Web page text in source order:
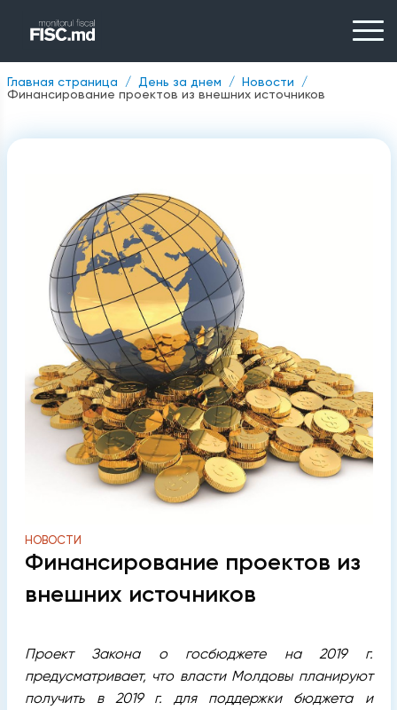
Главная страница День за днем
Новости
Финансирование проектов из внешних источников
НОВОСТИ
Финансирование проектов из
внешних источников
Проект Закона о госбюджете на 2019 г.
предусматривает, что власти Молдовы планируют
получить в 2019 г. для поддержки бюджета и